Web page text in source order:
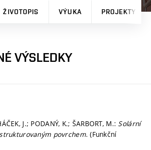
ŽIVOTOPIS VÝUKA PROJEKTY
VÝSLEDKY
J.; PODANÝ, K.; ŠARBORT, M.: Solární
povrchem. (Funkční